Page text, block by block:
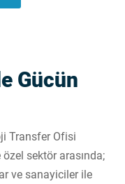
Gücün
Transfer Ofisi
sektör arasında;
ve sanayiciler ile